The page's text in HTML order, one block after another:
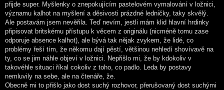
přijde super. Myšlenky o znepokujícím pastelovém vymalování v ložnici,
významu kalhot na myšlení a děsivosti prázdné ledničky, taky skvělý.
Ale postavám jsem nevěřila. Teď nevím, jestli mám klid hlavní hrdinky
připisovat britskému přístupu k věcem z originálu (nicméně tomu zase
odporuje absence kalhot), ale bývá tak nějak zvykem, že lidé, co
problémy řeší tím, že někomu dají pěstí, většinou nehledí shovívavě na
ty, co se jim náhle objeví v ložnici. Nepřišlo mi, že by kdokoliv v
takovéhle situaci říkal cokoliv z toho, co padlo. Leda by postavy
nemluvily na sebe, ale na čtenáře, že.
Obecně mi to přišlo jako dost suchý rozhovor, přerušovaný dost suchými